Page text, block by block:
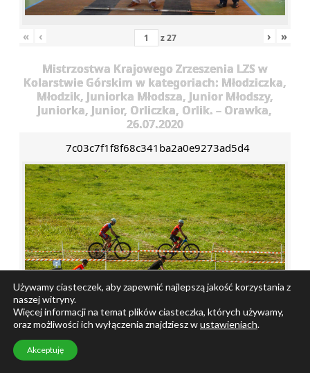
« ‹ z27 › »
Mistrzostwa Krajowego Zrzeszenia LZS w
Kolarstwie Górskim w kategoriach: Młodziczka,
Młodzik, Juniorka Młodsza, Junior Młodszy,
Juniorka, Junior, Orliczka, Orlik. – Orawka,
26.07.2020
7c03c7f1f8f68c341ba2a0e9273ad5d4
« ‹
Używamy ciasteczek, aby zapewnić najlepszą jakość korzystania z
naszej witryny.
Więcej informacji na temat plików ciasteczka, których używamy,
oraz możliwości ich wyłączenia znajdziesz wustawieniach.
Akceptuję